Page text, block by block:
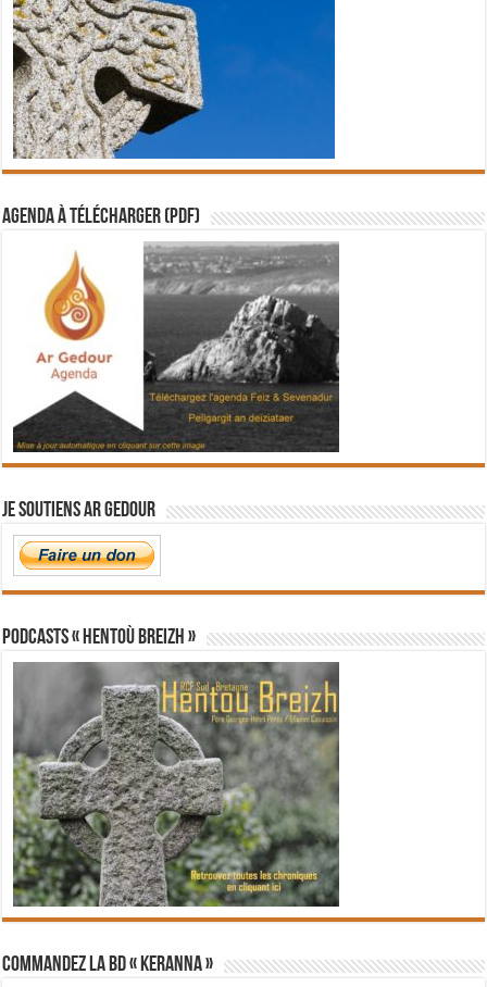
Agenda à télécharger (PDF)
Je soutiens Ar Gedour
PODCASTS « Hentoù Breizh »
Commandez la BD « Keranna »